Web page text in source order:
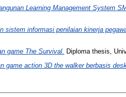
Learning Management System
sistem informasi penilaian kinerja
game The Survival.
Diploma thesis,
game action 3D the walker berbasis